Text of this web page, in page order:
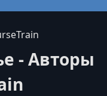
- Авторы